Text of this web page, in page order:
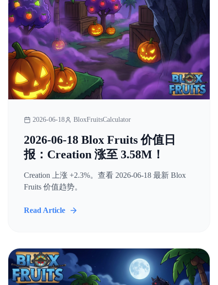
2026-06-18 BloxFruitsCalculator
2026-06-18 Blox Fruits 价值日
报：Creation 涨至 3.58M！
Creation 上涨 +2.3%。查看 2026-06-18 最新 Blox
Fruits 价值趋势。
Read Article